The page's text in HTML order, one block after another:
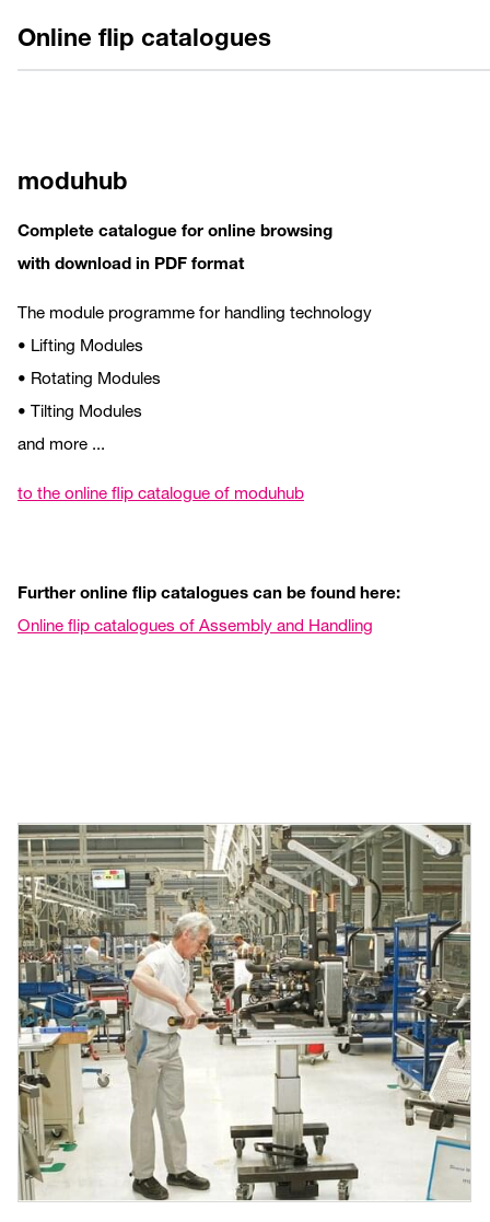
Online flip catalogues
moduhub
Complete catalogue for online browsing
with download in PDF format
The module programme for handling technology
• Lifting Modules
• Rotating Modules
• Tilting Modules
and more ...
to the online flip catalogue of moduhub
Further online flip catalogues can be found here:
Online flip catalogues of Assembly and Handling